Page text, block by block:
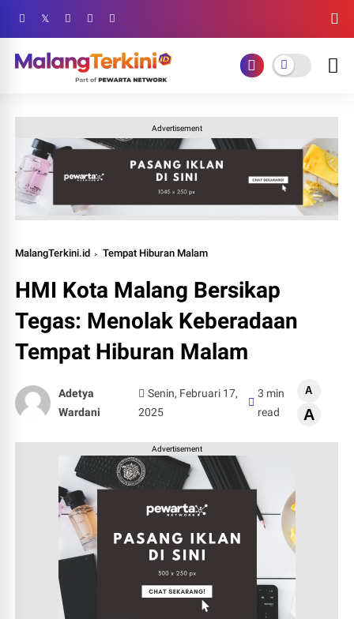
Advertisement
MalangTerkini.id Tempat Hiburan Malam
HMI Kota Malang Bersikap
Tegas: Menolak Keberadaan
Tempat Hiburan Malam
Adetya
Wardani
Senin, Februari 17,
2025
3 min
read
A
A
Advertisement